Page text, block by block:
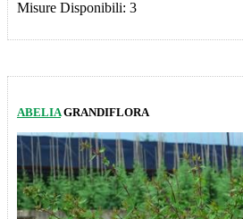
Misure Disponibili: 3
ABELIAGRANDIFLORA